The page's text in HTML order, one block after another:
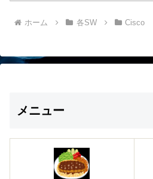
ホーム 各SW Cisco
メニュー